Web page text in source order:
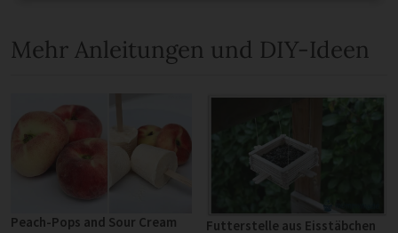
Mehr Anleitungen und DIY-Ideen
Peach-Pops and Sour Cream Futterstelle aus Eisstäbchen